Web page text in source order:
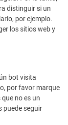
distinguir si un
por ejemplo.
los sitios web y
bot visita
por favor marque
no es un
puede seguir